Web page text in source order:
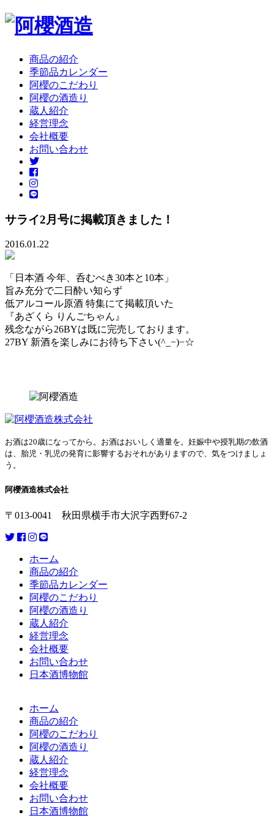
商品の紹介
季節品カレンダー
阿櫻のこだわり
阿櫻の酒造り
蔵人紹介
経営理念
会社概要
お問い合わせ
サライ2月号に掲載頂きました！
2016.01.22
「日本酒 今年、呑むべき30本と10本」
旨み充分で二日酔い知らず
低アルコール原酒 特集にて掲載頂いた
『あざくら りんごちゃん』
残念ながら26BYは既に完売しております。
27BY 新酒を楽しみにお待ち下さい(^_−)−☆
お酒は20歳になってから。お酒はおいしく適量を。妊娠中や授乳期の飲酒
は、胎児・乳児の発育に影響するおそれがありますので、気をつけましょ
う。
阿櫻酒造株式会社
〒013-0041 秋田県横手市大沢字西野67-2
ホーム
商品の紹介
季節品カレンダー
阿櫻のこだわり
阿櫻の酒造り
蔵人紹介
経営理念
会社概要
お問い合わせ
日本酒博物館
ホーム
商品の紹介
阿櫻のこだわり
阿櫻の酒造り
蔵人紹介
経営理念
会社概要
お問い合わせ
日本酒博物館